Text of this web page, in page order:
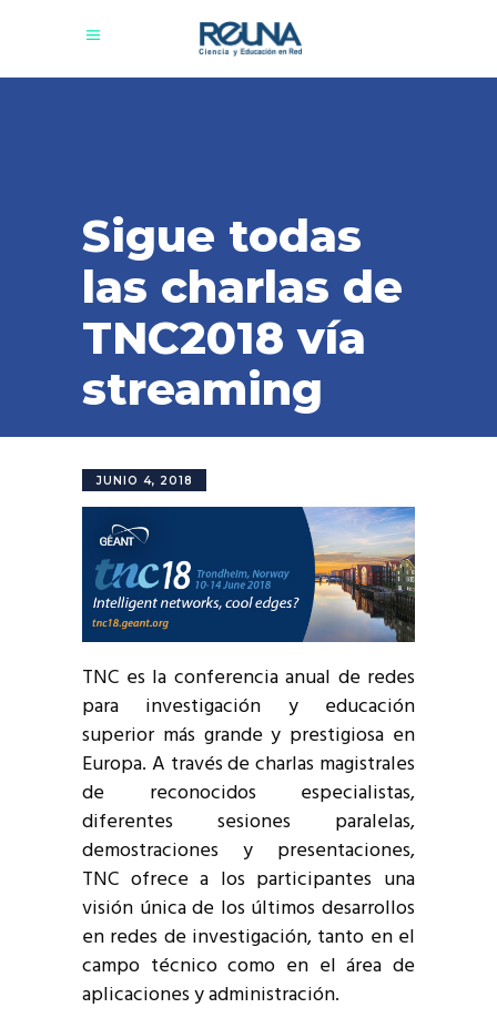
Sigue todas
las charlas de
TNC2018 vía
streaming
JUNIO 4, 2018
TNC es la conferencia anual de redes
para investigación y educación
superior más grande y prestigiosa en
Europa. A través de charlas magistrales
de reconocidos especialistas,
diferentes sesiones paralelas,
demostraciones y presentaciones,
TNC ofrece a los participantes una
visión única de los últimos desarrollos
en redes de investigación, tanto en el
campo técnico como en el área de
aplicaciones y administración.